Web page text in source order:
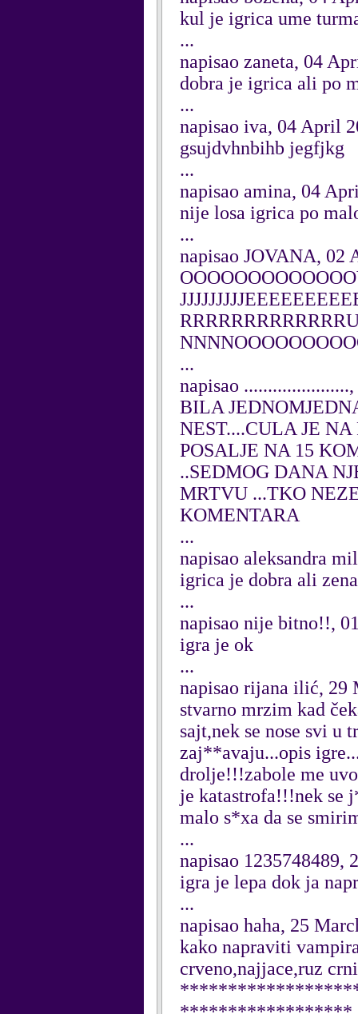
kul je igrica ume
...
napisao zaneta, 04
dobra je igrica ali po
...
napisao iva, 04 April
gsujdvhnbihb jegfjkg
...
napisao amina, 04
nije losa igrica po
...
napisao JOVANA, 02
...
napisao
BILA
NEST....CULA JE
POSALJE NA 15
..SEDMOG DANA
MRTVU ...TKO
KOMENTARA
...
napisao aleksandra
igrica je dobra ali
...
napisao nije bitno!!,
igra je ok
...
napisao rijana ilić, 29
stvarno mrzim kad
sajt,nek se nose svi
zaj**avaju...opis
drolje!!!zabole me
je katastrofa!!!nek se
malo s*xa da se
...
napisao 1235748489,
igra je lepa dok ja
...
napisao haha, 25
kako napraviti
crveno,najjace,ruz